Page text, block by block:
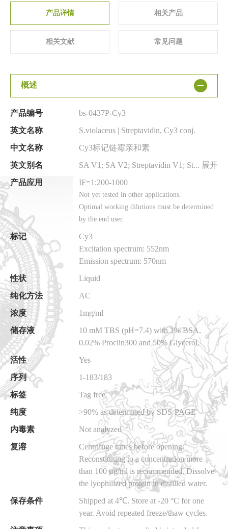
产品详情 相关产品
相关文献 常见问题
概述
产品编号
bs-0437P-Cy3
英文名称
S.violaceus | Streptavidin, Cy3 conj.
中文名称
Cy3标记链霉亲和素
英文别名
SA V1; SA V2; Streptavidin V1; Streptavidin V2; SA; Streptavidin/Cy3; Streptavidin Cy3; Streptavidin-Cy3; Streptavidin(Cy3); Cy3 conjugated Streptavidin. 展开
产品应用
IF=1:200-1000
Not yet tested in other applications.
Optimal working dilutions must be determined
by the end user.
标记
Cy3
Excitation spectrum: 552nm
Emission spectrum: 570nm
性状
Liquid
纯化方法
AC
浓度
1mg/ml
储存液
10 mM TBS (pH=7.4) with 1% BSA,
0.02% Proclin300 and 50% Glycerol.
活性
Yes
序列
1-183/183
标签
Tag free
纯度
>90% as determined by SDS-PAGE
内毒素
Not analyzed
复溶
Centrifuge tubes before opening.
Reconstituting to a concentration more
than 100 μg/ml is recommended. Dissolve
the lyophilized protein in distilled water.
保存条件
Shipped at 4℃. Store at -20 °C for one
year. Avoid repeated freeze/thaw cycles.